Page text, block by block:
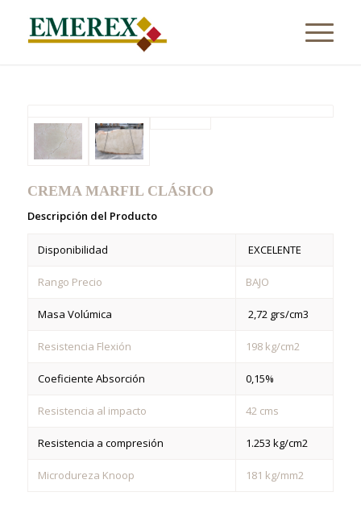
CREMA MARFIL CLÁSICO
Descripción del Producto
Disponibilidad EXCELENTE
Rango Precio BAJO
Masa Volúmica 2,72 grs/cm3
Resistencia Flexión 198 kg/cm2
Coeficiente Absorción 0,15%
Resistencia al impacto 42 cms
Resistencia a compresión 1.253 kg/cm2
Microdureza Knoop 181 kg/mm2